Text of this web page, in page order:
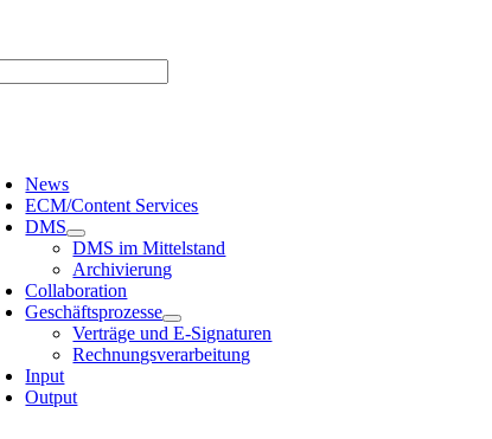
News
ECM/Content Services
DMS
DMS im Mittelstand
Archivierung
Collaboration
Geschäftsprozesse
Verträge und E-Signaturen
Rechnungsverarbeitung
Input
Output